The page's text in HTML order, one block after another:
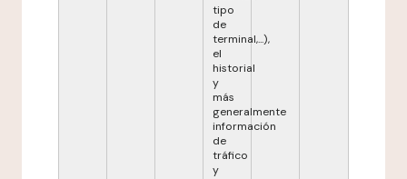
tipo
de
terminal,...),
el
historial
y
más
generalmente
información
de
tráfico
y